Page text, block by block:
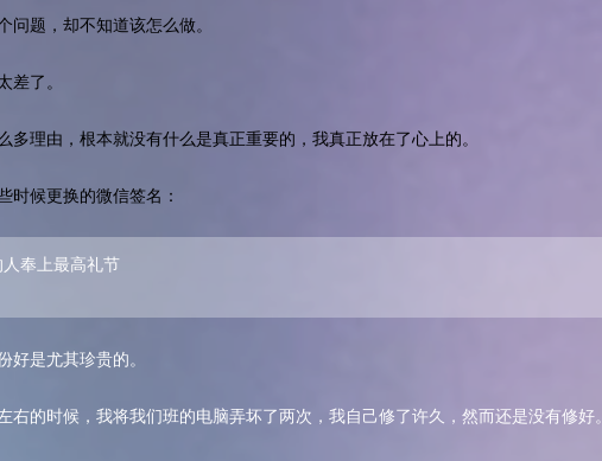
问题，却不知道该怎么做。
差了。
多理由，根本就没有什么是真正重要的，我真正放在了心上的。
时候更换的微信签名：
奉上最高礼节
好是尤其珍贵的。
右的时候，我将我们班的电脑弄坏了两次，我自己修了许久，然而还是没有修好。